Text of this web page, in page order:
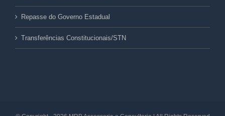
Repasse do Governo Estadual
Transferências Constitucionais/STN